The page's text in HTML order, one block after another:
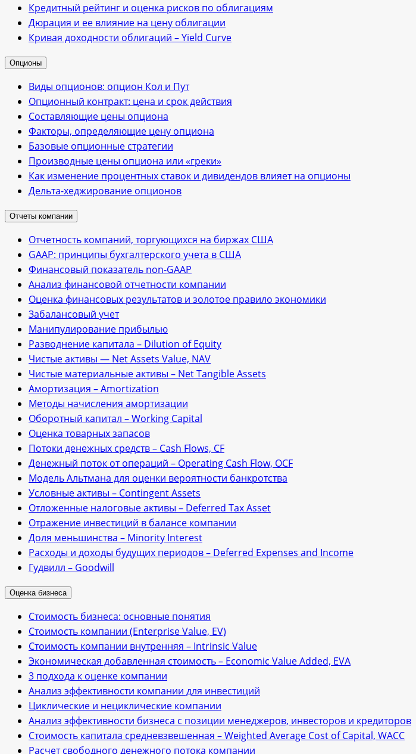
Кредитный рейтинг и оценка рисков по облигациям
Дюрация и ее влияние на цену облигации
Кривая доходности облигаций – Yield Curve
Опционы
Виды опционов: опцион Кол и Пут
Опционный контракт: цена и срок действия
Cоставляющие цены опциона
Факторы, определяющие цену опциона
Базовые опционные стратегии
Производные цены опциона или «греки»
Как изменение процентных ставок и дивидендов влияет на опционы
Дельта-хеджирование опционов
Отчеты компании
Отчетность компаний, торгующихся на биржах США
GAAP: принципы бухгалтерского учета в США
Финансовый показатель non-GAAP
Анализ финансовой отчетности компании
Оценка финансовых результатов и золотое правило экономики
Забалансовый учет
Манипулирование прибылью
Разводнение капитала – Dilution of Equity
Чистые активы — Net Assets Value, NAV
Чистые материальные активы – Net Tangible Assets
Амортизация – Amortization
Методы начисления амортизации
Оборотный капитал – Working Capital
Оценка товарных запасов
Потоки денежных средств – Cash Flows, CF
Денежный поток от операций – Operating Cash Flow, OCF
Модель Альтмана для оценки вероятности банкротства
Условные активы – Contingent Assets
Отложенные налоговые активы – Deferred Tax Asset
Отражение инвестиций в балансе компании
Доля меньшинства – Minority Interest
Расходы и доходы будущих периодов – Deferred Expenses and Income
Гудвилл – Goodwill
Оценка бизнеса
Стоимость бизнеса: основные понятия
Стоимость компании (Enterprise Value, EV)
Стоимость компании внутренняя – Intrinsic Value
Экономическая добавленная стоимость – Economic Value Added, EVA
3 подхода к оценке компании
Анализ эффективности компании для инвестиций
Циклические и нециклические компании
Анализ эффективности бизнеса с позиции менеджеров, инвесторов и кредиторов
Стоимость капитала средневзвешенная – Weighted Average Cost of Capital, WACC
Расчет свободного денежного потока компании